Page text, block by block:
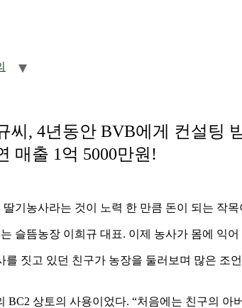
씨, 4년동안 BVB에게 컨설팅
매출 1억 5000만원!
딸기농사라는 것이 노력 한 만큼 돈이 되는 작
슬뜸농장 이희규 대표. 이제 농사가 몸에 익어
를 짓고 있던 친구가 농장을 둘러보며 많은 조
BC2 상토의 사용이었다. “처음에는 친구의 아